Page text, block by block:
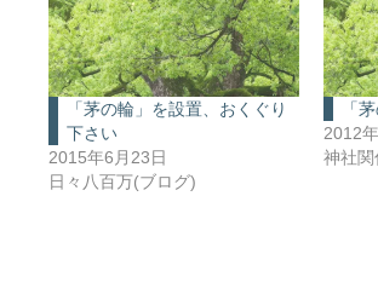
「茅の輪」を設置、おくぐり
下さい
2015年6月23日
日々八百万(ブログ)
「
2012
神社関